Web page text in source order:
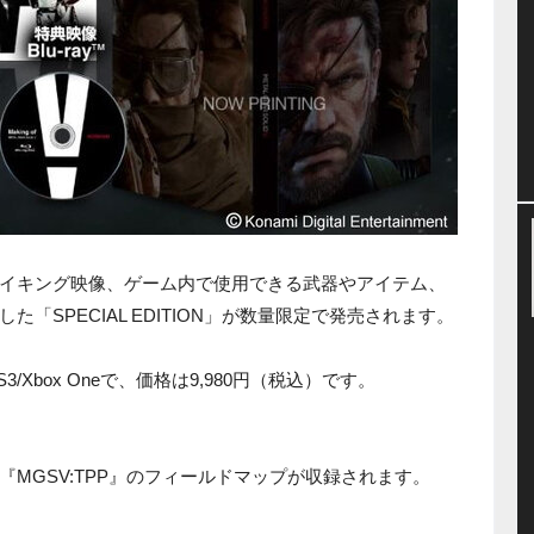
キング映像、ゲーム内で使用できる武器やアイテム、
た「SPECIAL EDITION」が数量限定で発売されます。
Xbox Oneで、価格は9,980円（税込）です。
MGSV:TPP』のフィールドマップが収録されます。